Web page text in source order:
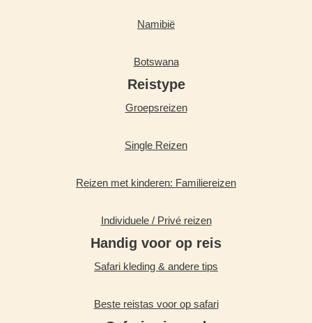
Namibië
Botswana
Reistype
Groepsreizen
Single Reizen
Reizen met kinderen: Familiereizen
Individuele / Privé reizen
Handig voor op reis
Safari kleding & andere tips
Beste reistas voor op safari